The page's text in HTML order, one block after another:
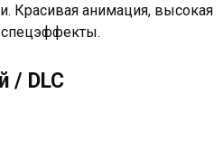
Красивая анимация, высокая
спецэффекты.
/ DLC